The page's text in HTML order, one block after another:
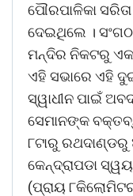
ପୌରପାଳିକା
ଦେଇଥିଲେ ।
ମନ୍ଦିର ନିକଟରୁ ଏକ
ଏହି ସଭାରେ ଏହି
ସ୍ୱାଧୀନ ପାଇଁ
ସେମାନଙ୍କ
୮ଟାରୁ
କେନ୍ଦ୍ରାପଡା
(ପ୍ରାୟ